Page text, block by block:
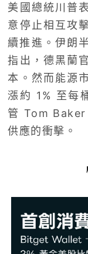
美國總統川普
意停止相互攻
續推進。伊朗
指出，德黑蘭
本。然而能源
漲約 1% 至每
管 Tom Baker
供應的衝擊。